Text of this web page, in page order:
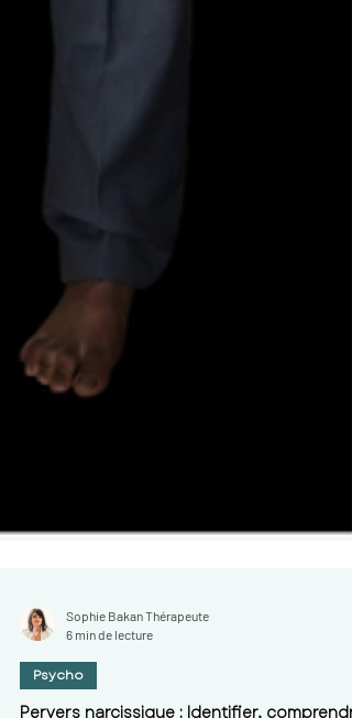
6 min de lecture
Psycho